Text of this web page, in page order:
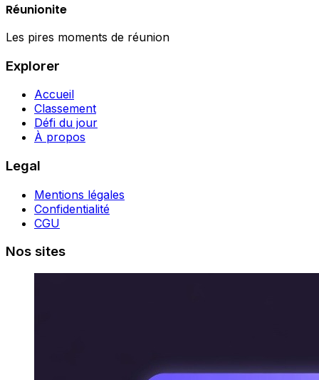
Réunionite
Les pires moments de réunion
Explorer
Accueil
Classement
Défi du jour
À propos
Legal
Mentions légales
Confidentialité
CGU
Nos sites